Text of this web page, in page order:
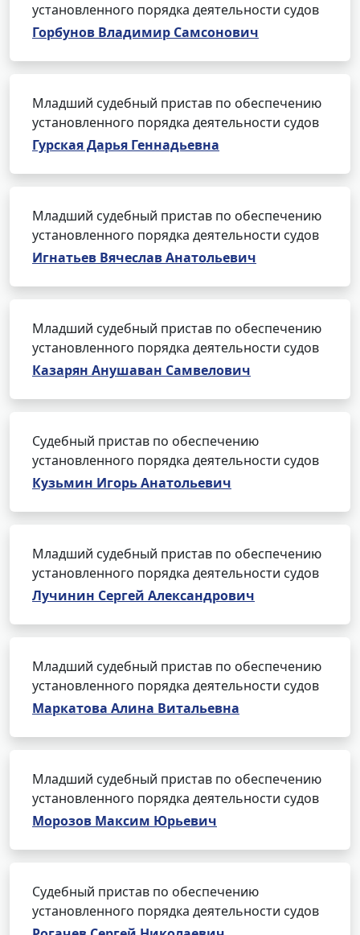
установленного порядка деятельности судов
Горбунов Владимир Самсонович
Младший судебный пристав по обеспечению
установленного порядка деятельности судов
Гурская Дарья Геннадьевна
Младший судебный пристав по обеспечению
установленного порядка деятельности судов
Игнатьев Вячеслав Анатольевич
Младший судебный пристав по обеспечению
установленного порядка деятельности судов
Казарян Анушаван Самвелович
Судебный пристав по обеспечению
установленного порядка деятельности судов
Кузьмин Игорь Анатольевич
Младший судебный пристав по обеспечению
установленного порядка деятельности судов
Лучинин Сергей Александрович
Младший судебный пристав по обеспечению
установленного порядка деятельности судов
Маркатова Алина Витальевна
Младший судебный пристав по обеспечению
установленного порядка деятельности судов
Морозов Максим Юрьевич
Судебный пристав по обеспечению
установленного порядка деятельности судов